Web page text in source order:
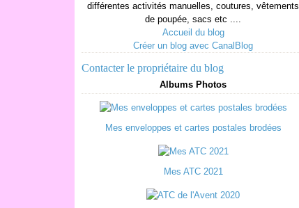
différentes activités manuelles, coutures, vêtements
de poupée, sacs etc ....
Accueil du blog
Créer un blog avec CanalBlog
Contacter le propriétaire du blog
Albums Photos
Mes enveloppes et cartes postales brodées
Mes ATC 2021